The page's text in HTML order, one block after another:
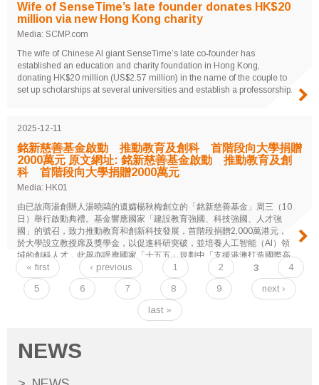
NEWS
Wife of SenseTime’s late founder donates HK$20
million via new Hong Kong charity
Media: SCMP.com
The wife of Chinese AI giant SenseTime’s late co‑founder has
established an education and charity foundation in Hong Kong,
donating HK$20 million (US$2.57 million) in the name of the couple to
set up scholarships at several universities and establish a professorship.
2025-12-11
銘新慈善基金啟動 推動教育及創科 首階段向大學捐贈
2000萬元 原文網址: 銘新慈善基金啟動 推動教育及創
科 首階段向大學捐贈2000萬元
Media: HK01
由已故商湯創辦人湯曉鷗的遺孀楊秋梅創立的「銘新慈善基金」周三（10
日）舉行啟動典禮。基金響應國家「建設教育強國、科技強國、人才強
國」的號召，致力推動教育和創新科技發展，首階段捐贈2,000萬港元，
於大學設立教授席及獎學金，以促進科研突破，並培養人工智能（AI）領
域的創科人才，此舉亦呼應國家「十五五」規劃中「支援港澳打造國際高
端人才集聚高地」的戰略方向。
Pages
« first ‹ previous 1 2 3
4
5
6 7 8 9
next ›
last »